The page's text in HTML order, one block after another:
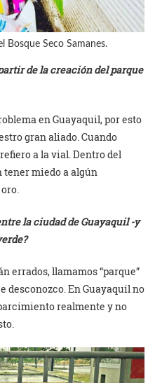
Bosque Seco Samanes.
de la creación del parque
en Guayaquil, por esto
gran aliado. Cuando
a la vial. Dentro del
tener miedo a algún
la ciudad de Guayaquil -y
errados, llamamos “parque”
desconozco. En Guayaquil no
realmente y no